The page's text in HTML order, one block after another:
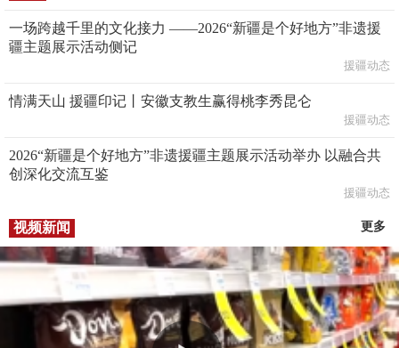
一场跨越千里的文化接力 ——2026“新疆是个好地方”非遗援
疆主题展示活动侧记
援疆动态
情满天山 援疆印记丨安徽支教生赢得桃李秀昆仑
援疆动态
2026“新疆是个好地方”非遗援疆主题展示活动举办 以融合共
创深化交流互鉴
援疆动态
视频新闻 更多